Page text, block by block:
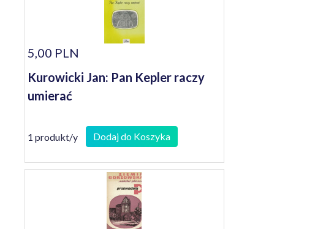
5,00 PLN
Kurowicki Jan: Pan Kepler raczy
umierać
1 produkt/y Dodaj do Koszyka